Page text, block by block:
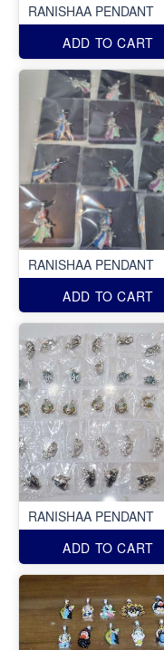
RANISHAA PENDANT
ADD TO CART
RANISHAA PENDANT
ADD TO CART
RANISHAA PENDANT
ADD TO CART